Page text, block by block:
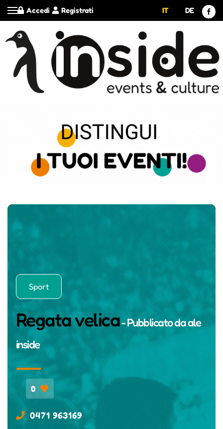
Registrati
Accedi IT DE
Sport
Regata velica- Pubblicato daale
inside
0
0471 963169